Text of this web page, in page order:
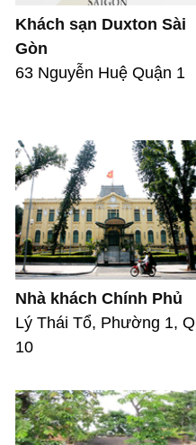
Khách sạn Duxton Sài
Gòn
63 Nguyễn Huệ Quận 1
Nhà khách Chính Phủ
Lý Thái Tổ, Phường 1, Q
10